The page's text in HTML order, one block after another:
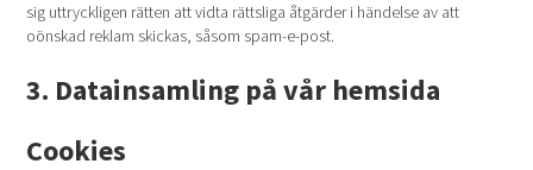
sig uttryckligen rätten att vidta rättsliga åtgärder i händelse av att
oönskad reklam skickas, såsom spam-e-post.
3. Datainsamling på vår hemsida
Cookies